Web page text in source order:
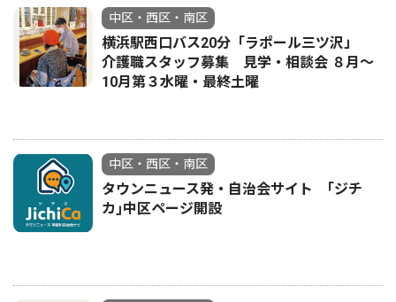
中区・西区・南区
横浜駅西口バス20分「ラポール三ツ沢」
介護職スタッフ募集 見学・相談会 ８月〜
10月第３水曜・最終土曜
中区・西区・南区
タウンニュース発・自治会サイト ｢ジチ
カ｣中区ページ開設